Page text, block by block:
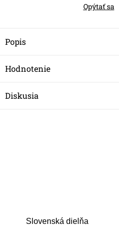
Opýtať sa
Popis
Hodnotenie
Diskusia
Slovenská dielňa